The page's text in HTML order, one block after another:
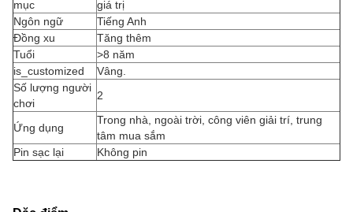
mục
giá trị
Ngôn ngữ
Tiếng Anh
Đồng xu
Tăng thêm
Tuổi
>8 năm
is_customized
Vâng.
Số lượng người
chơi
2
Ứng dụng
Trong nhà, ngoài trời, công viên giải trí, trung
tâm mua sắm
Pin sạc lại
Không pin